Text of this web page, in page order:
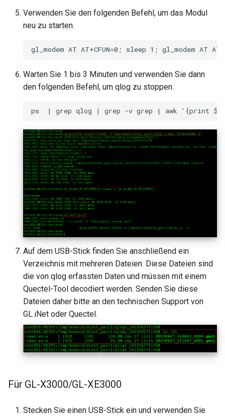
GL-S1300 (Convexa-S)
GL-MV1000 (Brume)
Verwenden Sie den folgenden Befehl, um das Modul
neu zu starten.
Warten Sie 1 bis 3 Minuten und verwenden Sie dann
den folgenden Befehl, um qlog zu stoppen.
Auf dem USB-Stick finden Sie anschließend ein
Verzeichnis mit mehreren Dateien. Diese Dateien sind
die von qlog erfassten Daten und müssen mit einem
Quectel-Tool decodiert werden. Senden Sie diese
Dateien daher bitte an den technischen Support von
GL.iNet oder Quectel.
Für GL-X3000/GL-XE3000
Stecken Sie einen USB-Stick ein und verwenden Sie